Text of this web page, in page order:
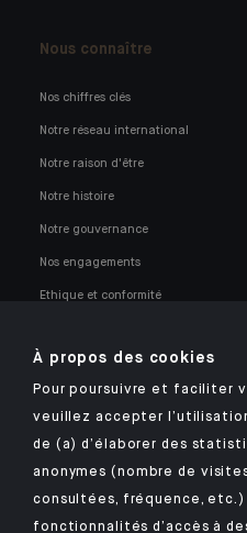
Nous connaître
Nos chiffres clés
Notre réseau international
Notre raison d'être
Notre histoire
Notre gouvernance
Nos engagements
Ethique et conformité
Retrouvez notre application mobile
À propos des cookies
Pour poursuivre et faciliter
veuillez accepter
de (a) d’élaborer des
anonymes (nombre de
consultées, fréquence,
fonctionnalités d’accès à